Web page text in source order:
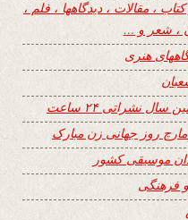
، مقالات ، دیدگاهها ، فلم ،
، شعر و …
هنری
سال نشراتی ۲۴ ساعت
روز جهانی زن مبارک
موسیقی کشور
فرهنگی